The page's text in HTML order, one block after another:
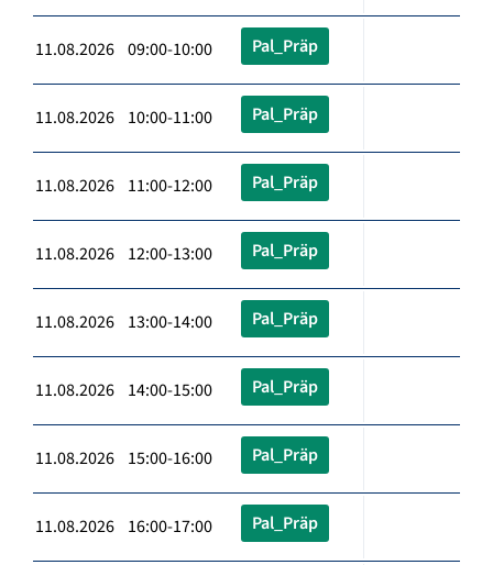
11.08.2026 09:00-10:00 Pal_Präp
11.08.2026 10:00-11:00 Pal_Präp
11.08.2026 11:00-12:00 Pal_Präp
11.08.2026 12:00-13:00 Pal_Präp
11.08.2026 13:00-14:00 Pal_Präp
11.08.2026 14:00-15:00 Pal_Präp
11.08.2026 15:00-16:00 Pal_Präp
11.08.2026 16:00-17:00 Pal_Präp